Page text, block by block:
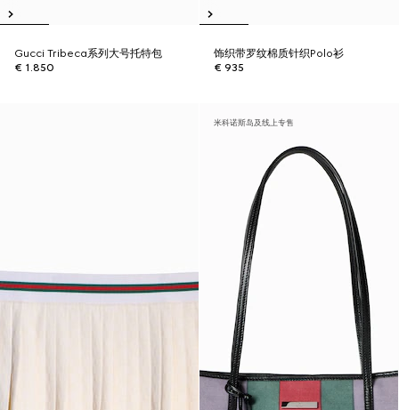
Gucci Tribeca系列大号托特包
€ 1.850
饰织带罗纹棉质针织Polo衫
€ 935
米科诺斯岛及线上专售